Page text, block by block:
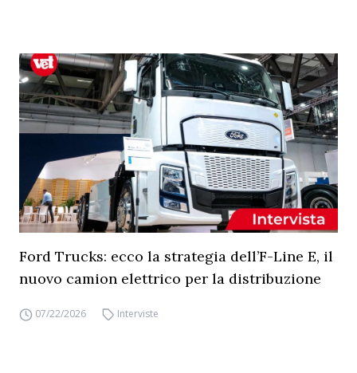
Ford Trucks: ecco la strategia dell’F-Line E, il
nuovo camion elettrico per la distribuzione
07/22/2026 Interviste